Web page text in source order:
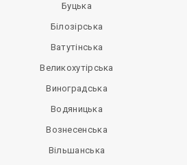
Буцька
Білозірська
Ватутінська
Великохутірська
Виноградська
Водяницька
Вознесенська
Вільшанська